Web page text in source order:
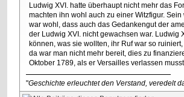
Ludwig XVI. hatte überhaupt nicht mehr das
machten ihn wohl auch zu einer Witzfigur.
war wohl, dass auch das Gedankengut der
der Ludwig XVI. nicht gewachsen war. Ludwig
können, was sie wollten, ihr Ruf war so
da war man nicht mehr bereit, dies zu
Oktober 1789, als er Versailles verlassen
"Geschichte erleuchtet den Verstand, veredelt